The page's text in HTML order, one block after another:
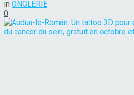
in ONGLERIE
0